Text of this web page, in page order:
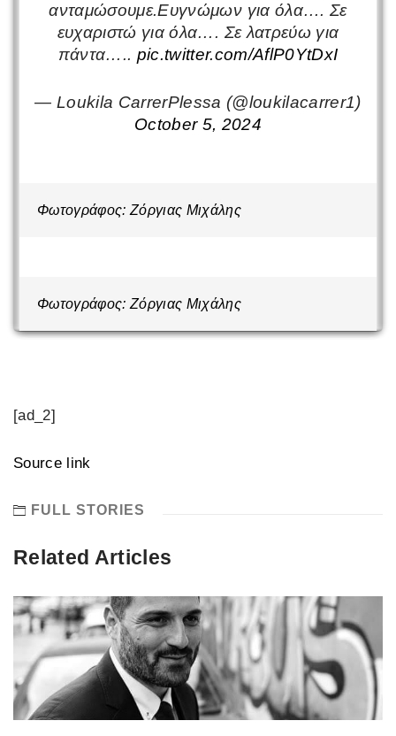
ανταμώσουμε.Ευγνώμων για όλα…. Σε
ευχαριστώ για όλα…. Σε λατρεύω για
πάντα….. pic.twitter.com/AflP0YtDxI
— Loukila CarrerPlessa (@loukilacarrer1)
October 5, 2024
Φωτογράφος: Ζόργιας Μιχάλης
Φωτογράφος: Ζόργιας Μιχάλης
[ad_2]
Source link
FULL STORIES
Related Articles